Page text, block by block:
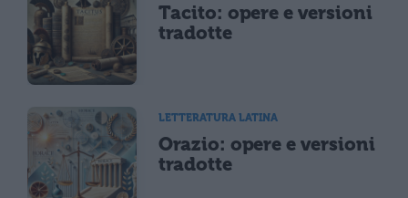
Tacito: opere e versioni
tradotte
LETTERATURA LATINA
Orazio: opere e versioni
tradotte